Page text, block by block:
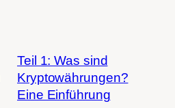
Teil 1: Was sind
Kryptowährungen?
Eine Einführung